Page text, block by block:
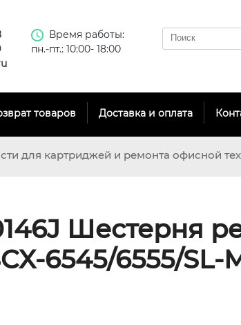
Время работы:
пн.-пт.: 10:00- 18:00
товаров Доставка и оплата
для картриджей и ремонта офисной
Шестерня
6545/6555/SL-